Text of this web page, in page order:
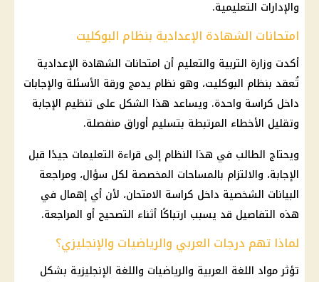
والإدارات التعليمية.
امتحانات الشهادة الإعدادية بنظام البوكليت
أكدت وزارة التربية والتعليم أن امتحانات الشهادة الإعدادية
تُعقد بنظام البوكليت، وهو نظام يدمج ورقة الأسئلة والإجابات
داخل كراسة واحدة. ويساعد هذا الشكل على تنظيم الإجابة
وتقليل الأخطاء المرتبطة بتسليم أوراق منفصلة.
ويحتاج الطالب في هذا النظام إلى قراءة التعليمات جيدًا قبل
الإجابة، والالتزام بالمساحات المخصصة لكل سؤال، ومراجعة
البيانات الشخصية داخل كراسة الامتحان، لأن أي إهمال في
هذه التفاصيل قد يسبب ارتباكًا أثناء التصحيح أو المراجعة.
لماذا تهم درجات العربي والرياضيات والإنجليزي؟
تؤثر مواد اللغة العربية والرياضيات واللغة الإنجليزية بشكل